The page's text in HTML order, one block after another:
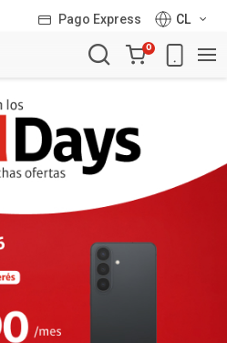
Pago Express
CL
Carro
de
0